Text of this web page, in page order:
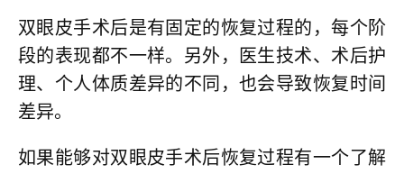
双眼皮手术后是有固定的恢复过程的，每个阶
段的表现都不一样。另外，医生技术、术后护
理、个人体质差异的不同，也会导致恢复时间
差异。
如果能够对双眼皮手术后恢复过程有一个了解